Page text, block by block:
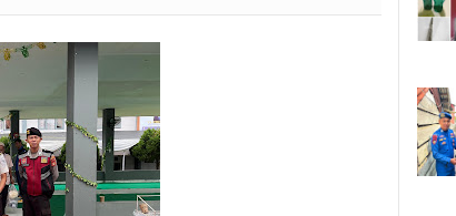
Patroli Subuh di Kawasan Masjid Syuhada
Patroli KRYD Sasar Potensi Gangguan Kamtibmas
di Banyuasin II, Tiga Terduga Pelaku Diamankan
Bukti Disembunyikan di Panci Presto